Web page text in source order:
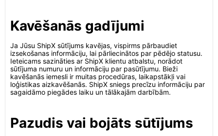
Kavēšanās gadījumi
Ja Jūsu ShipX sūtījums kavējas, vispirms pārbaudiet
izsekošanas informāciju, lai pārliecinātos par pēdējo statusu.
Ieteicams sazināties ar ShipX klientu atbalstu, norādot
sūtījuma numuru un informāciju par pasūtījumu. Bieži
kavēšanās iemesli ir muitas procedūras, laikapstākļi vai
loģistikas aizkavēšanās. ShipX sniegs precīzu informāciju par
sagaidāmo piegādes laiku un tālākajām darbībām.
Pazudis vai bojāts sūtījums